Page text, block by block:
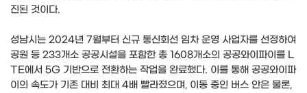
진된 것이다.
성남시는 2024년 7월부터 신규 통신회선 임차 운영 사업자를 선정하여
공원 등 233개소 공공시설을 포함한 총 1608개소의 공공와이파이를 L
TE에서 5G 기반으로 전환하는 작업을 완료했다. 이를 통해 공공와이파
이의 속도가 기존 대비 최대 4배 빨라졌으며, 이동 중인 버스 안은 물론,